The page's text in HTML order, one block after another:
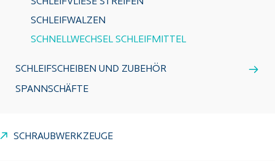
SCHLEIFWALZEN
SCHNELLWECHSEL SCHLEIFMITTEL
SCHLEIFSCHEIBEN UND ZUBEHÖR
SPANNSCHÄFTE
SCHRAUBWERKZEUGE